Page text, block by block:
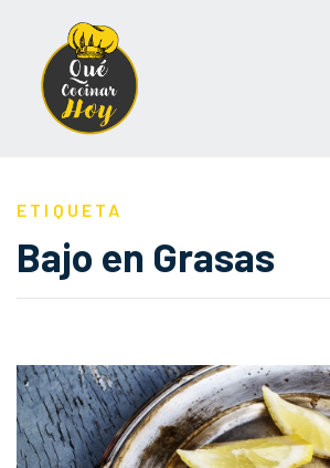
ETIQUETA
Bajo en Grasas